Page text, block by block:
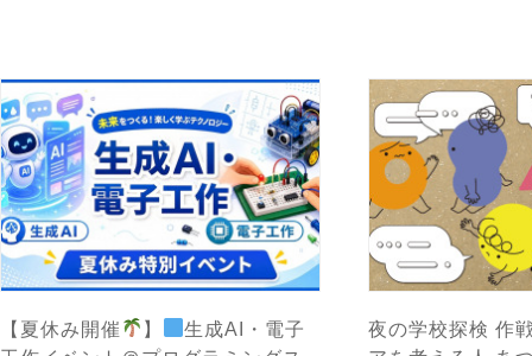
【夏休み開催 】
生成AI・電子
夜の学校探検 作